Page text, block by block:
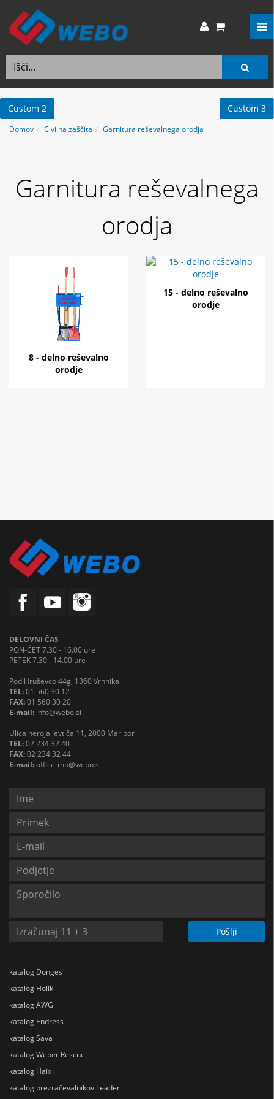
Custom 2 Custom 3
Domov Civilna zaščita Garnitura reševalnega orodja
Garnitura reševalnega
orodja
8 - delno reševalno
orodje
15 - delno reševalno
orodje
DELOVNI ČAS
PON-ČET 7.30 - 16.00 ure
PETEK 7.30 - 14.00 ure
Pod Hruševco 44g, 1360 Vrhnika
TEL:01 560 30 12
FAX:01 560 30 20
E-mail: info@webo.si
Ulica heroja Jevtiča 11, 2000 Maribor
TEL:02 234 32 40
FAX:02 234 32 44
E-mail:office-mb@webo.si
Pošlji
katalog Dönges
katalog Holik
katalog AWG
katalog Endress
katalog Sava
katalog Weber Rescue
katalog Haix
katalog prezračevalnikov Leader